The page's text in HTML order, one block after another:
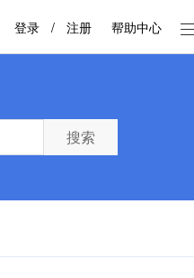
登录 / 注册 帮助中心
搜索